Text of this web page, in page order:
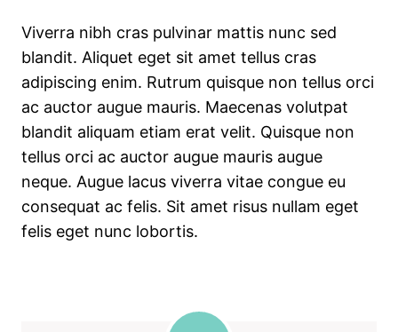
Viverra nibh cras pulvinar mattis nunc sed
blandit. Aliquet eget sit amet tellus cras
adipiscing enim. Rutrum quisque non tellus orci
ac auctor augue mauris. Maecenas volutpat
blandit aliquam etiam erat velit. Quisque non
tellus orci ac auctor augue mauris augue
neque. Augue lacus viverra vitae congue eu
consequat ac felis. Sit amet risus nullam eget
felis eget nunc lobortis.